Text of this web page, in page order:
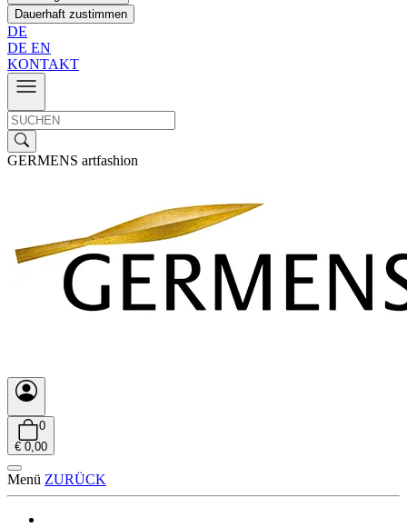
Dauerhaft zustimmen
DE
DE EN
KONTAKT
GERMENS artfashion
0
€ 0,00
Menü ZURÜCK